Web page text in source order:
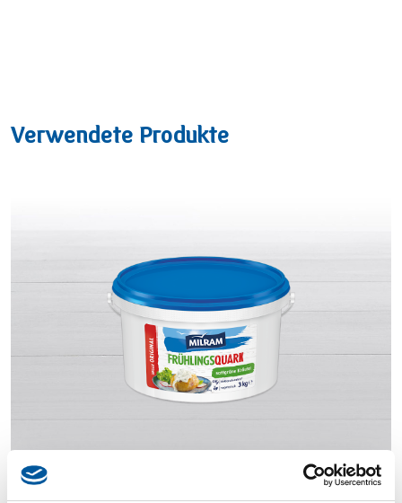
Verwendete Produkte